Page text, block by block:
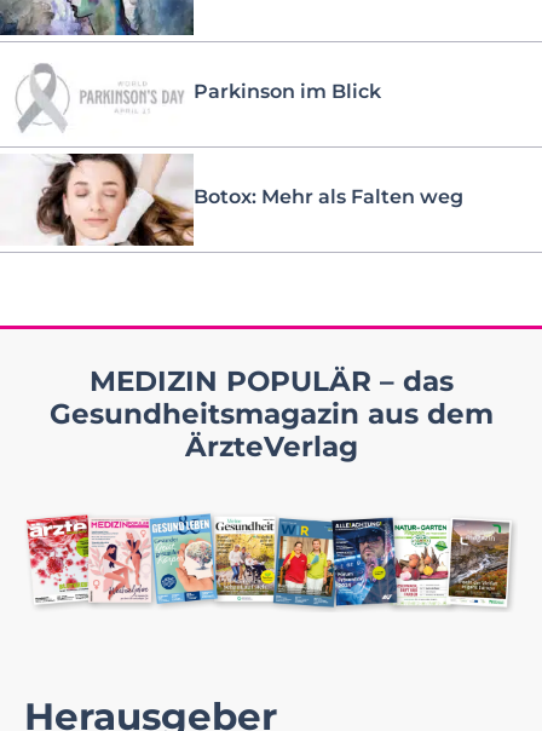
Parkinson im Blick
Botox: Mehr als Falten weg
MEDIZIN POPULÄR – das
Gesundheitsmagazin aus dem
ÄrzteVerlag
Herausgeber